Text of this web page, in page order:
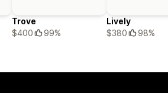
Trove
$400
99%
Lively
$380
98%